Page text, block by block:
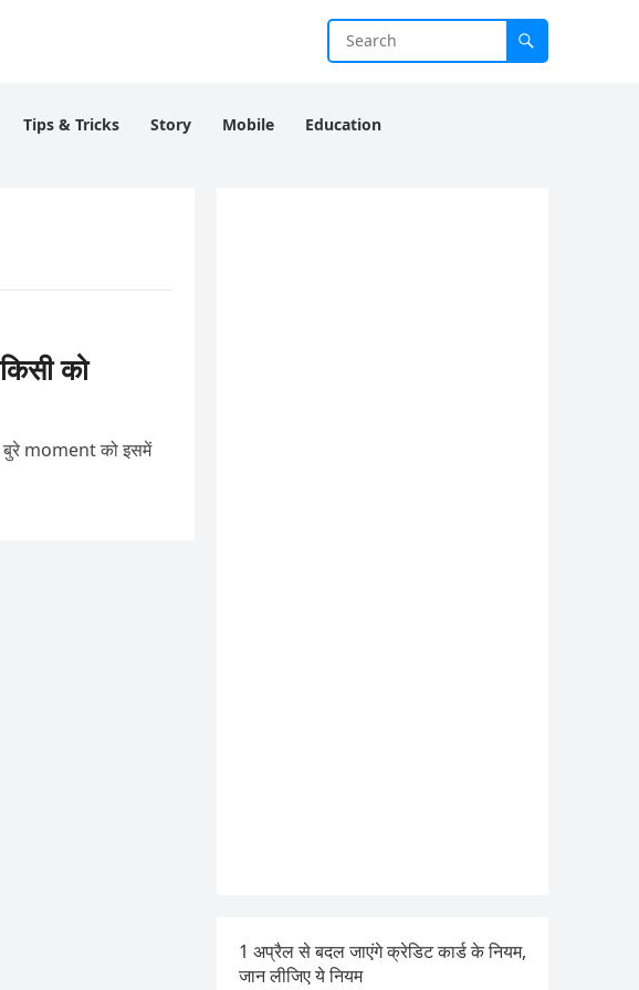
Tips & Tricks Story Mobile Education
को
moment को इसमें
1 अप्रैल से बदल जाएंगे क्रेडिट कार्ड के नियम,
जान लीजिए ये नियम